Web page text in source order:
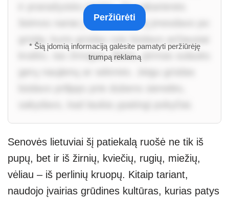
ir pranašystės įrankiu. Po vakarienės
šeimos nariai į kūčios dubenį įmesdavo po
grūdą: kurio grūdas ryte būdavo arčiausiai
krašto, tas žmogus, tikėta, pirmas sulauks
Peržiūrėti
* Šią įdomią informaciją galėsite pamatyti peržiūrėję
trumpą reklamą
Senovės lietuviai šį patiekalą ruošė ne tik iš
pupų, bet ir iš žirnių, kviečių, rugių, miežių,
vėliau – iš perlinių kruopų. Kitaip tariant,
naudojo įvairias grūdines kultūras, kurias patys